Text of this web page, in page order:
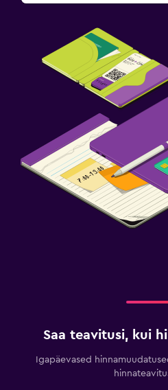
Saa teavitusi, kui
Igapäevased